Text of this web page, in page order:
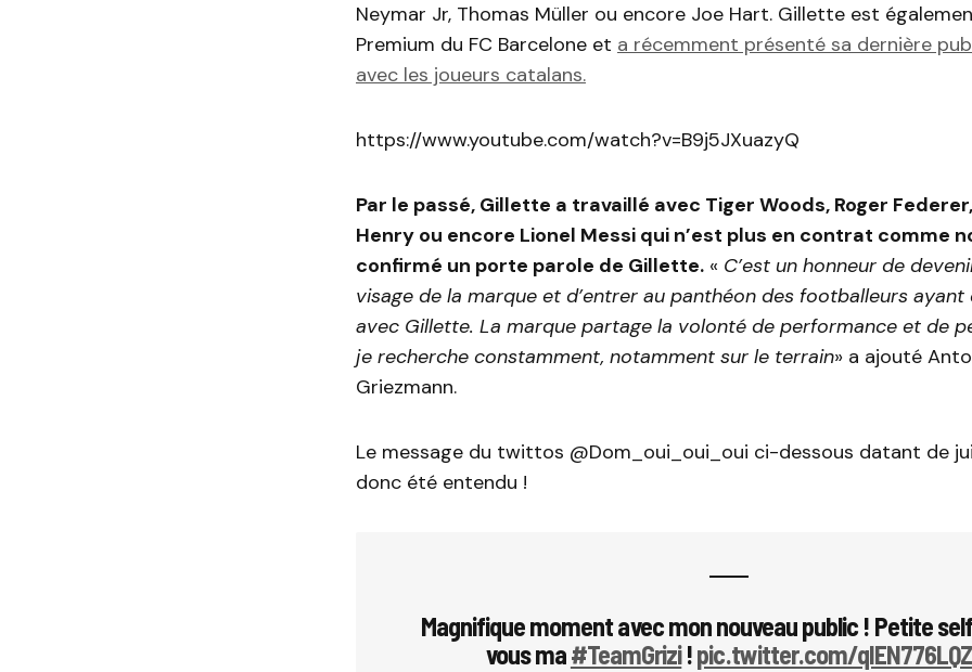
Neymar Jr, Thomas Müller ou encore Joe Hart. Gillette est
Premium du FC Barcelone et a récemment présenté sa dernière
avec les joueurs catalans.
https://www.youtube.com/watch?v=B9j5JXuazyQ
Par le passé, Gillette a travaillé avec Tiger Woods, Roger
Henry ou encore Lionel Messi qui n’est plus en contrat comme
confirmé un porte parole de Gillette. « C’est un honneur de
visage de la marque et d’entrer au panthéon des footballeurs
avec Gillette. La marque partage la volonté de performance et de
je recherche constamment, notamment sur le terrain» a ajouté
Griezmann.
Le message du twittos @Dom_oui_oui_oui ci-dessous datant de
donc été entendu !
Magnifique moment avec mon nouveau public ! Petite
vous ma#TeamGrizi!pic.twitter.com/qIEN776LQZ